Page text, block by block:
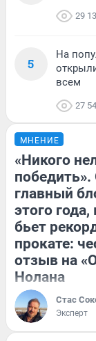
29
5
На
всем
27
МНЕНИЕ
«Никого
главный
этого
бьет
прокате:
отзыв на
Нолана
Стас
Эксперт